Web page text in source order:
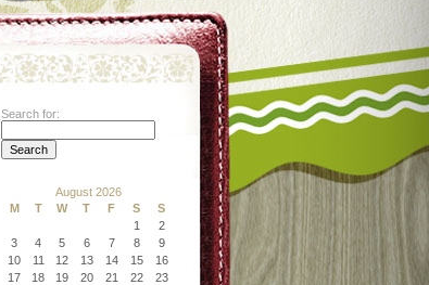
Search for:
August 2026
M
T W T F S S
1
2
3
4 5 6 7 8
9
10
11 12 13 14 15
16
17
18 19 20 21 22
23